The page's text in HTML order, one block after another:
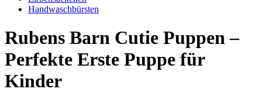
Handwaschbürsten
Rubens Barn Cutie Puppen –
Perfekte Erste Puppe für
Kinder